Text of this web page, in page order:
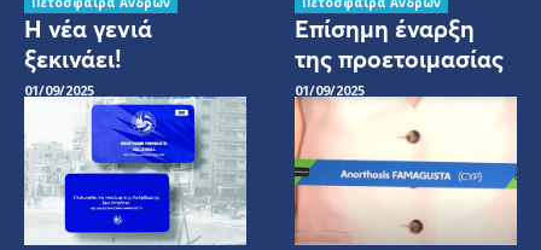
Η νέα γενιά
ξεκινάει!
01/09/2025
Επίσημη έναρξη
της προετοιμασίας
01/09/2025